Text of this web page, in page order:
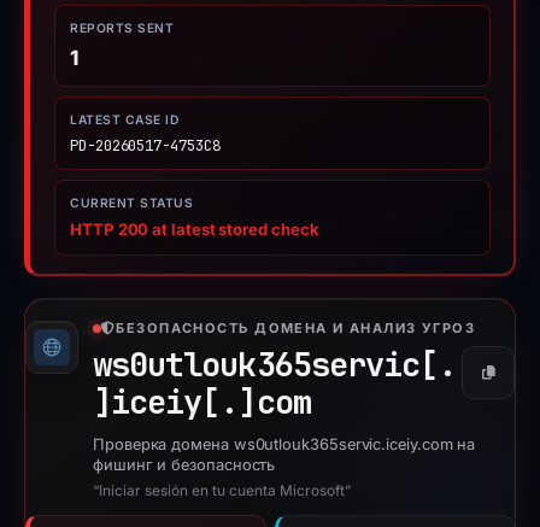
REPORTS SENT
1
LATEST CASE ID
PD-20260517-4753C8
CURRENT STATUS
HTTP 200 at latest stored check
БЕЗОПАСНОСТЬ ДОМЕНА И АНАЛИЗ УГРОЗ
ws0utlouk365servic[.
] iceiy[.] com
Проверка домена ws0utlouk365servic.iceiy.com на
фишинг и безопасность
“Iniciar sesión en tu cuenta Microsoft”